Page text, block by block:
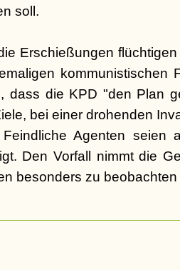
soll.
Erschießungen
kommunistischen
dass die KPD "den Plan
bei einer drohenden
Agenten seien
Den Vorfall nimmt die
besonders zu